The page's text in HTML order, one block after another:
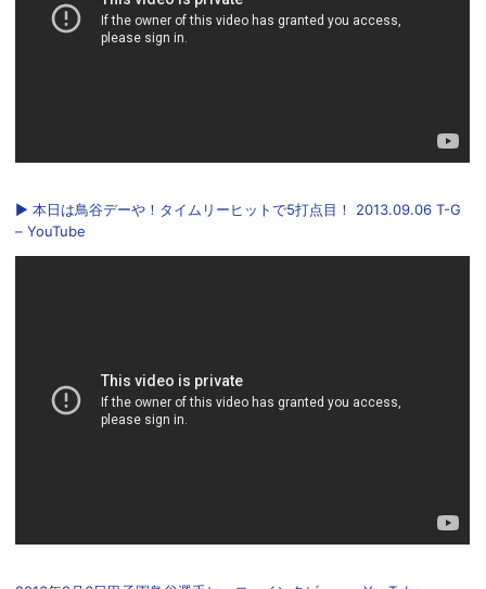
▶ 本日は鳥谷デーや！タイムリーヒットで5打点目！ 2013.09.06 T-G
– YouTube